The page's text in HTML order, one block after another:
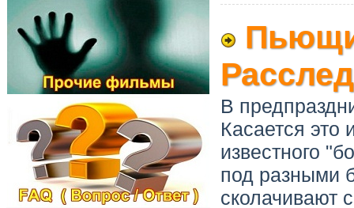
В
Касается это
известного
под разными
сколачивают